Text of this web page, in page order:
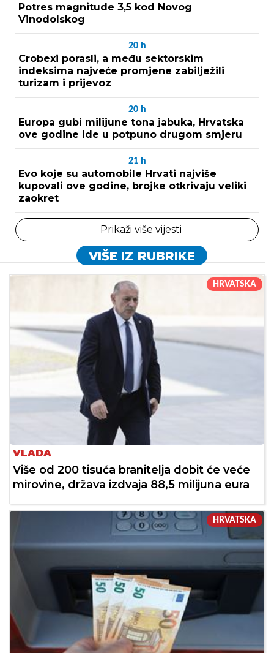
Potres magnitude 3,5 kod Novog
Vinodolskog
20 h
Crobexi porasli, a među sektorskim
indeksima najveće promjene zabilježili
turizam i prijevoz
20 h
Europa gubi milijune tona jabuka, Hrvatska
ove godine ide u potpuno drugom smjeru
21 h
Evo koje su automobile Hrvati najviše
kupovali ove godine, brojke otkrivaju veliki
zaokret
Prikaži više vijesti
VIŠE IZ RUBRIKE
HRVATSKA
VLADA
Više od 200 tisuća branitelja dobit će veće
mirovine, država izdvaja 88,5 milijuna eura
HRVATSKA